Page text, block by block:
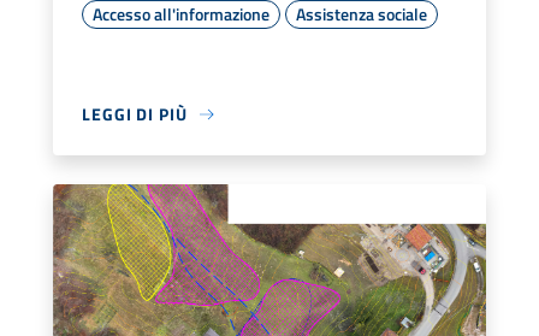
Accesso all'informazione Assistenza sociale
LEGGI DI PIÙ